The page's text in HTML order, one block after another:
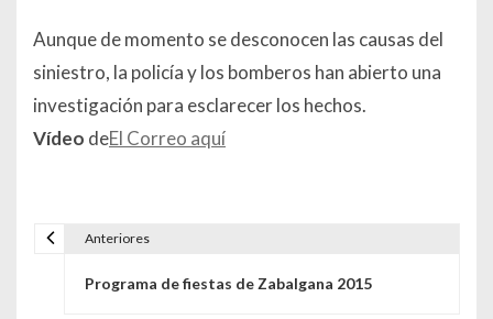
Aunque de momento se desconocen las causas del
siniestro, la policía y los bomberos han abierto una
investigación para esclarecer los hechos.
Vídeo deEl Correo aquí
Anteriores
Programa de fiestas de Zabalgana 2015